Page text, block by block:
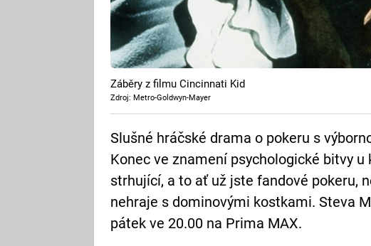
Záběry z filmu Cincinnati Kid
Zdroj: Metro-Goldwyn-Mayer
Slušné hráčské drama o pokeru s
Konec ve znamení psychologické bitvy
strhující, a to ať už jste fandové pokeru,
nehraje s dominovými kostkami. Steva
pátek ve 20.00 na Prima MAX.